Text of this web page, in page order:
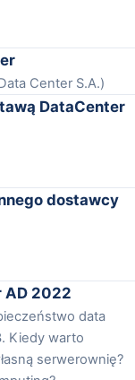
Center S.A.)
DataCenter
dostawcy
AD 2022
data
Kiedy warto
serwerownię?